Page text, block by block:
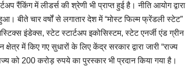
रैंकिंग में लीडर्स की श्रेणी भी प्राप्त हुई है। नीति आयोग द्वारा
हुआ। बीते चार वर्षों से लगातार देश में “मोस्ट फिल्म फ्रेंडली स्टेट”
इंडेक्स, स्टेट स्टार्टअप इकोसिस्टम, स्टेट एनर्जी एंड ग्रीन
में किए गए सुधारों के लिए केंद्र सरकार द्वारा जारी “राज्य
को 200 करोड़ रुपये का पुरस्कार भी प्रदान किया गया है।